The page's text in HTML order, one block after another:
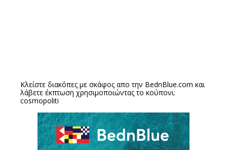
Κλείστε διακόπες με σκάφος απο την BednBlue.com και
λάβετε έκπτωση χρησιμοποιώντας το κούπονι:
cosmopoliti